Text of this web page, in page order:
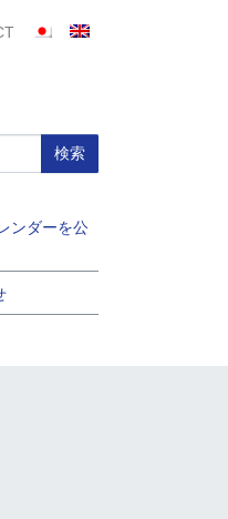
ンダーを公